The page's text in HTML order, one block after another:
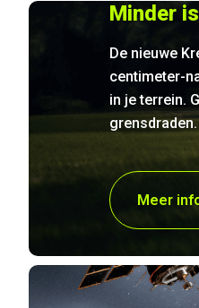
Minder
De nieuwe
centimeter-
in je terrein.
grensdraden.
Meer